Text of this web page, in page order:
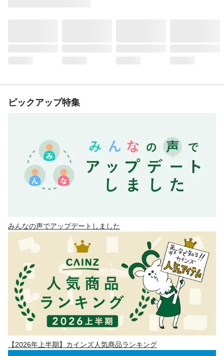
ピックアップ特集
みんなの声でアップデートしました
【2026年上半期】カインズ人気商品ランキング